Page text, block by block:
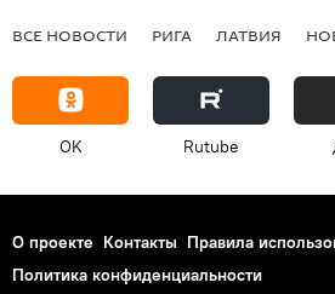
ВСЕ НОВОСТИ РИГА ЛАТВИЯ
OK Rutube
О проекте Контакты Правила
Политика конфиденциальности